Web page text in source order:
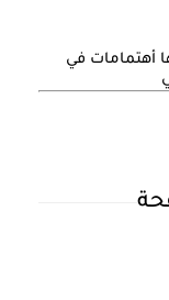
أهتمامات في